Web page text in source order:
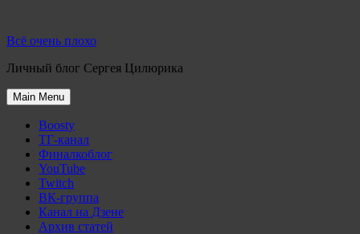
content
Всё очень плохо
Личный блог Сергея Цилюрика
Main Menu
Boosty
ТГ-канал
Финалкоблог
YouTube
Twitch
ВК-группа
Канал на Дзене
Архив статей